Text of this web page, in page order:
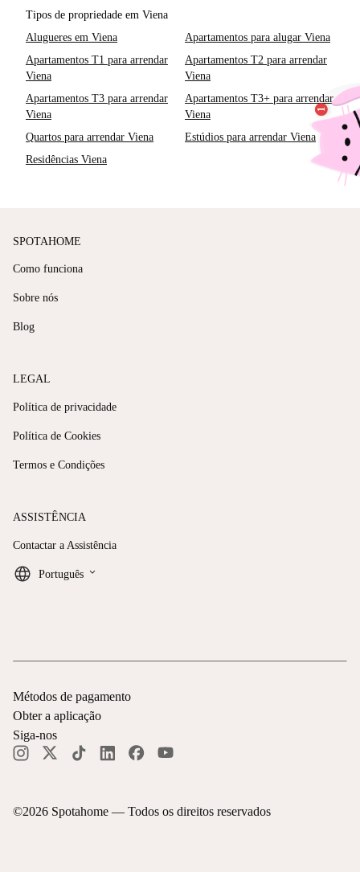
Tipos de propriedade em Viena
Alugueres em Viena
Apartamentos para alugar Viena
Apartamentos T1 para arrendar
Viena
Apartamentos T2 para arrendar
Viena
Apartamentos T3 para arrendar
Viena
Apartamentos T3+ para arrendar
Viena
Quartos para arrendar Viena
Estúdios para arrendar Viena
Residências Viena
SPOTAHOME
Como funciona
Sobre nós
Blog
LEGAL
Política de privacidade
Política de Cookies
Termos e Condições
ASSISTÊNCIA
Contactar a Assistência
Português keyboard_arrow_down
©2026 Spotahome — Todos os direitos reservados
Métodos de pagamento
Obter a aplicação
Siga-nos